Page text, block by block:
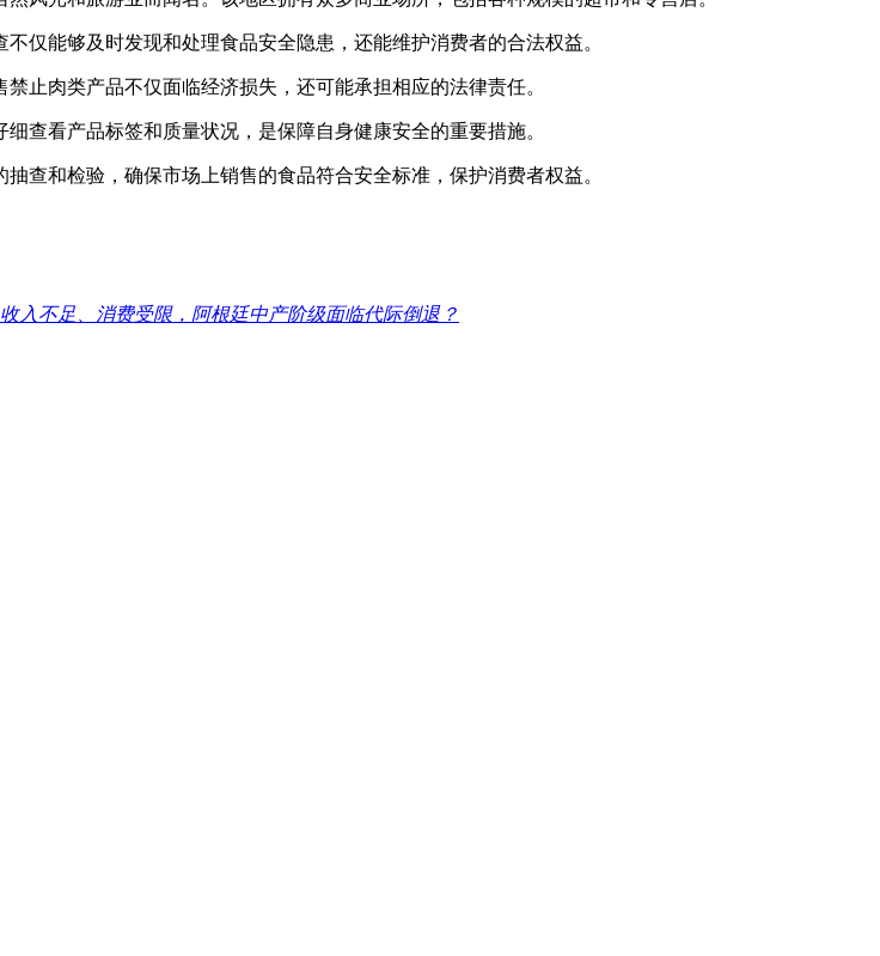
仅能够及时发现和处理食品安全隐患，还能维护消费者的合法权益。
止肉类产品不仅面临经济损失，还可能承担相应的法律责任。
查看产品标签和质量状况，是保障自身健康安全的重要措施。
查和检验，确保市场上销售的食品符合安全标准，保护消费者权益。
收入不足、消费受限，阿根廷中产阶级面临代际倒退？